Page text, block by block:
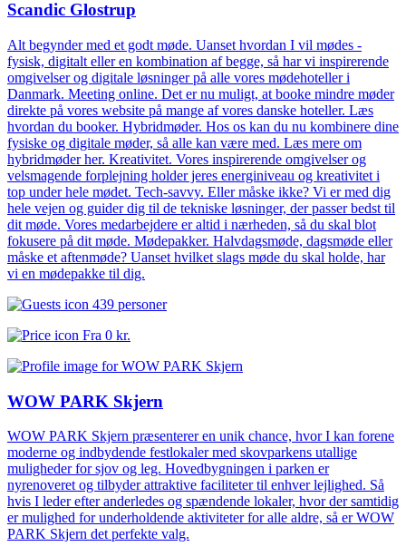
Scandic Glostrup
Alt begynder med et godt møde. Uanset hvordan I vil mødes -
fysisk, digitalt eller en kombination af begge, så har vi inspirerende
omgivelser og digitale løsninger på alle vores mødehoteller i
Danmark. Meeting online. Det er nu muligt, at booke mindre møder
direkte på vores website på mange af vores danske hoteller. Læs
hvordan du booker. Hybridmøder. Hos os kan du nu kombinere dine
fysiske og digitale møder, så alle kan være med. Læs mere om
hybridmøder her. Kreativitet. Vores inspirerende omgivelser og
velsmagende forplejning holder jeres energiniveau og kreativitet i
top under hele mødet. Tech-savvy. Eller måske ikke? Vi er med dig
hele vejen og guider dig til de tekniske løsninger, der passer bedst til
dit møde. Vores medarbejdere er altid i nærheden, så du skal blot
fokusere på dit møde. Mødepakker. Halvdagsmøde, dagsmøde eller
måske et aftenmøde? Uanset hvilket slags møde du skal holde, har
vi en mødepakke til dig.
439 personer
Fra 0 kr.
WOW PARK Skjern
WOW PARK Skjern præsenterer en unik chance, hvor I kan forene
moderne og indbydende festlokaler med skovparkens utallige
muligheder for sjov og leg. Hovedbygningen i parken er
nyrenoveret og tilbyder attraktive faciliteter til enhver lejlighed. Så
hvis I leder efter anderledes og spændende lokaler, hvor der samtidig
er mulighed for underholdende aktiviteter for alle aldre, så er WOW
PARK Skjern det perfekte valg.